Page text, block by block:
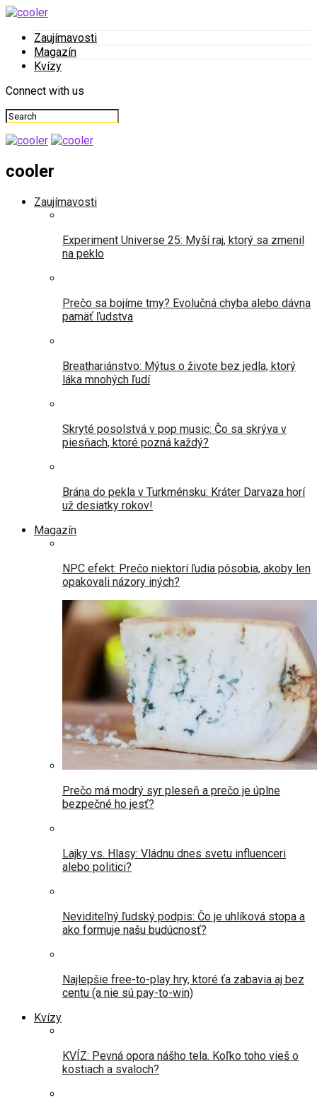
Zaujímavosti
Magazín
Kvízy
Connect with us
cooler
Zaujímavosti
Experiment Universe 25: Myší raj, ktorý sa zmenil
na peklo
Prečo sa bojíme tmy? Evolučná chyba alebo dávna
pamäť ľudstva
Breathariánstvo: Mýtus o živote bez jedla, ktorý
láka mnohých ľudí
Skryté posolstvá v pop music: Čo sa skrýva v
piesňach, ktoré pozná každý?
Brána do pekla v Turkménsku: Kráter Darvaza horí
už desiatky rokov!
Magazín
NPC efekt: Prečo niektorí ľudia pôsobia, akoby len
opakovali názory iných?
Prečo má modrý syr pleseň a prečo je úplne
bezpečné ho jesť?
Lajky vs. Hlasy: Vládnu dnes svetu influenceri
alebo politici?
Neviditeľný ľudský podpis: Čo je uhlíková stopa a
ako formuje našu budúcnosť?
Najlepšie free-to-play hry, ktoré ťa zabavia aj bez
centu (a nie sú pay-to-win)
Kvízy
KVÍZ: Pevná opora nášho tela. Koľko toho vieš o
kostiach a svaloch?